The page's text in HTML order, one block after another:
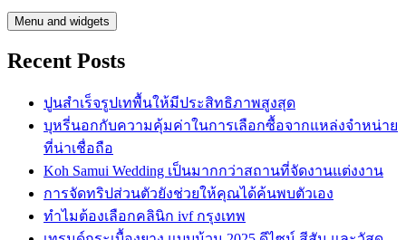
Menu and widgets
Recent Posts
ปูนสำเร็จรูปเทพื้นให้มีประสิทธิภาพสูงสุด
บุหรี่นอกกับความคุ้มค่าในการเลือกซื้อจากแหล่งจำหน่าย
ที่น่าเชื่อถือ
Koh Samui Wedding เป็นมากกว่าสถานที่จัดงานแต่งงาน
การจัดทริปส่วนตัวยังช่วยให้คุณได้ค้นพบตัวเอง
ทำไมต้องเลือกคลินิก ivf กรุงเทพ